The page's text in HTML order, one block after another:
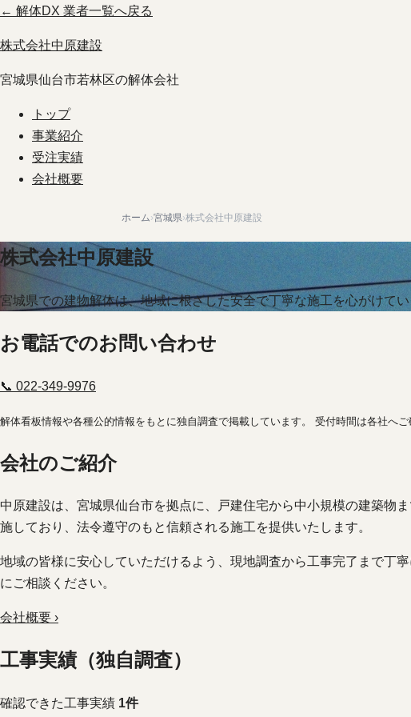
← 解体DX 業者一覧へ戻る
株式会社中原建設
宮城県仙台市若林区の解体会社
トップ
事業紹介
受注実績
会社概要
ホーム›宮城県›株式会社中原建設
株式会社中原建設
宮城県での建物解体は、地域に根ざした安全で丁寧な施工を心がけてい
お電話でのお問い合わせ
📞 022-349-9976
解体看板情報や各種公的情報をもとに独自調査で掲載しています。 受付時間は各社へご
会社のご紹介
中原建設は、宮城県仙台市を拠点に、戸建住宅から中小規模の建築物
施しており、法令遵守のもと信頼される施工を提供いたします。
地域の皆様に安心していただけるよう、現地調査から工事完了まで丁
にご相談ください。
会社概要 ›
工事実績（独自調査）
確認できた工事実績 1件